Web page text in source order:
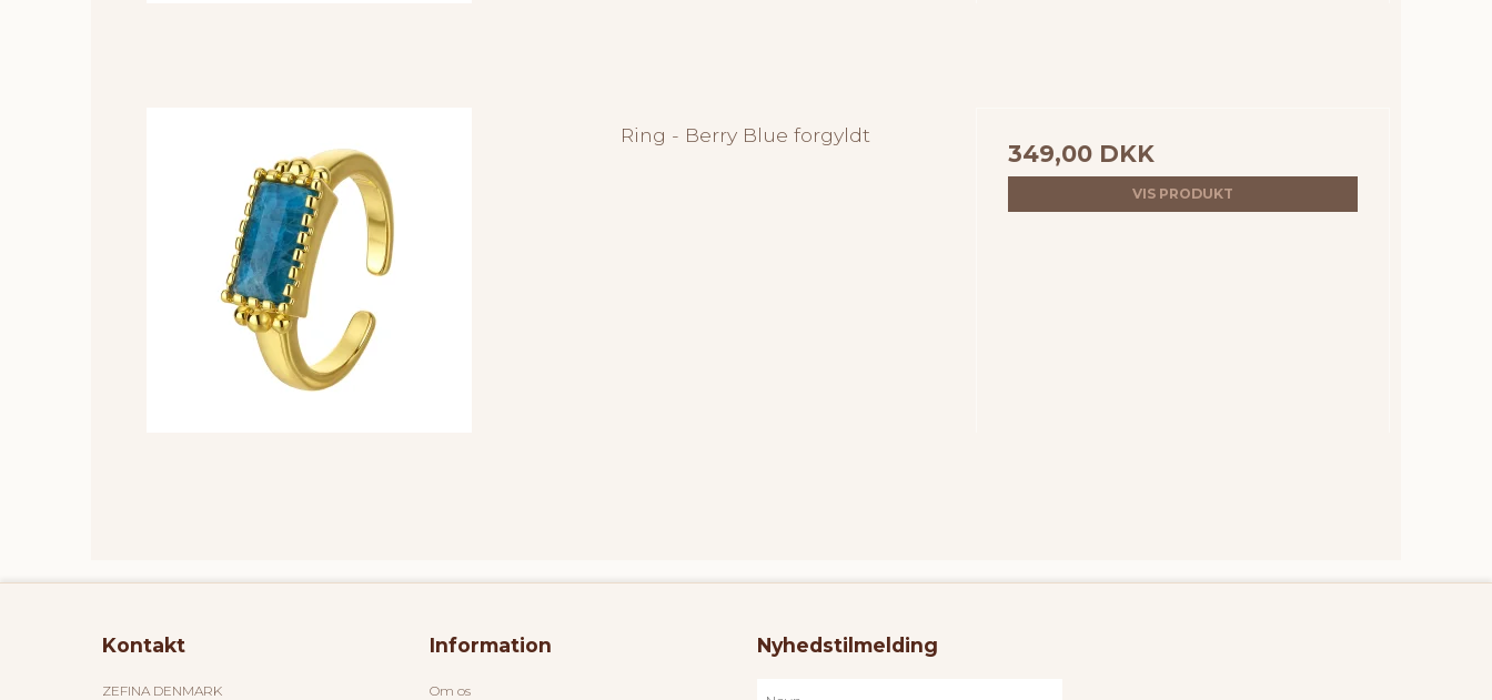
Ring - Berry Blue forgyldt
349,00 DKK
VIS PRODUKT
Kontakt
ZEFINA DENMARK
Information
Om os
Nyhedstilmelding